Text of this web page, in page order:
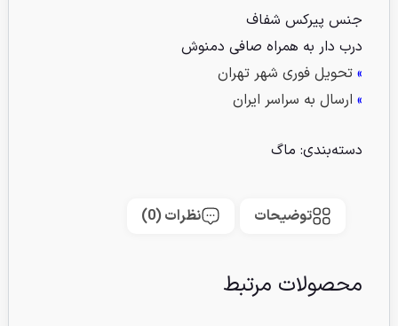
جنس پیرکس شفاف
درب دار به همراه صافی دمنوش
» تحویل فوری شهر تهران
» ارسال به سراسر ایران
دسته‌بندی: ماگ
توضیحات نظرات (0)
محصولات مرتبط